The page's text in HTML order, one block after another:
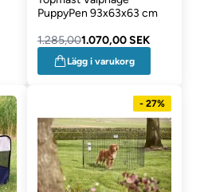
PuppyPen 93x63x63 cm
1.285,001.070,00 SEK
Lägg i varukorg
- 27%